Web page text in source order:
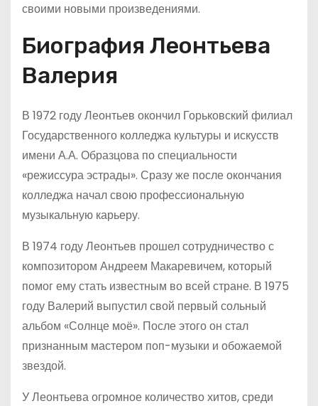
своими новыми произведениями.
Биография Леонтьева
Валерия
В 1972 году Леонтьев окончил Горьковский филиал
Государственного колледжа культуры и искусств
имени А.А. Образцова по специальности
«режиссура эстрады». Сразу же после окончания
колледжа начал свою профессиональную
музыкальную карьеру.
В 1974 году Леонтьев прошел сотрудничество с
композитором Андреем Макаревичем, который
помог ему стать известным во всей стране. В 1975
году Валерий выпустил свой первый сольный
альбом «Солнце моё». После этого он стал
признанным мастером поп-музыки и обожаемой
звездой.
У Леонтьева огромное количество хитов, среди